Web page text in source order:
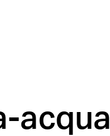
acqua